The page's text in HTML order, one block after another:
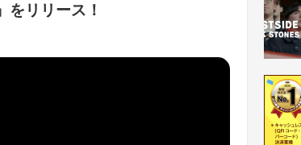
リリース！